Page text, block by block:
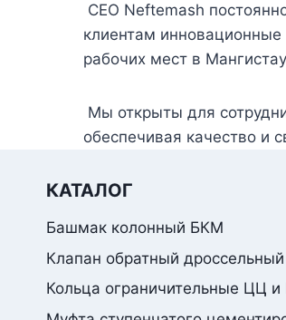
CEO Neftemash
клиентам
рабочих мест в
Мы открыты для
обеспечивая качество и
КАТАЛОГ
Башмак колонный БКМ
Клапан обратный
Кольца ограничительные ЦЦ